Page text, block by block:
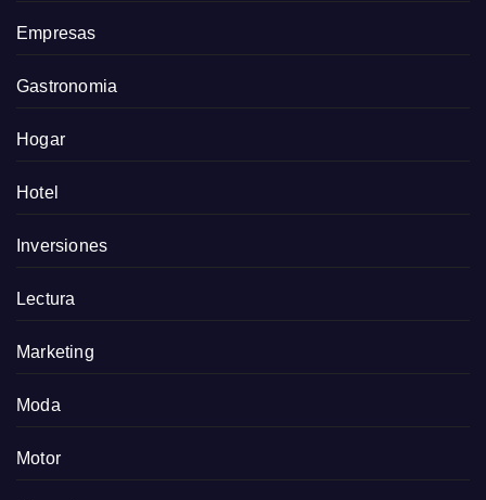
Empresas
Gastronomia
Hogar
Hotel
Inversiones
Lectura
Marketing
Moda
Motor